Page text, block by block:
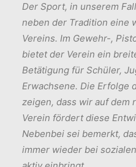
Der Sport, in unserem
neben der Tradition eine
Vereins. Im Gewehr-,
bietet der Verein ein
Betätigung für Schüler,
Erwachsene. Die Erfolge
zeigen, dass wir auf dem
Verein fördert diese
Nebenbei sei bemerkt,
immer wieder bei